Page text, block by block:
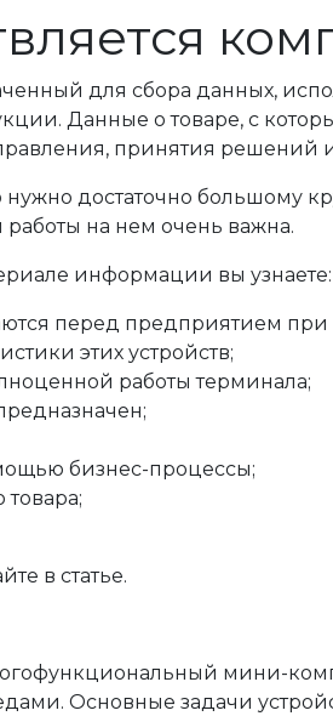
для сбора данных,
Данные о товаре, с
принятия решений
нужно достаточно
на нем очень важна.
информации вы узнаете:
перед предприятием
этих устройств;
работы терминала;
бизнес-процессы;
в статье.
мини-
Основные задачи